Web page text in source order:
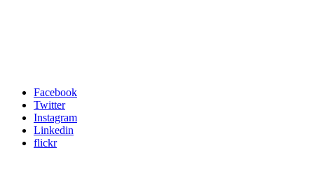
Facebook
Twitter
Instagram
Linkedin
flickr